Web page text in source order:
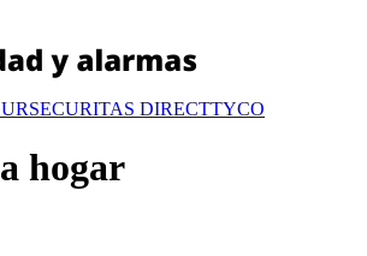
SECURITAS DIRECTTYCO
hogar